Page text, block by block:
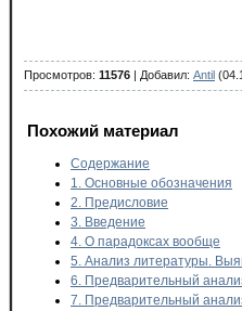
Просмотров: 11576 Добавил: Antil
Похожий материал
Содержание
1. Основные обозначения
2. Предисловие
3. Введение
4. О парадоксах вообще
5. Анализ литературы.
6. Предварительный
7. Предварительный